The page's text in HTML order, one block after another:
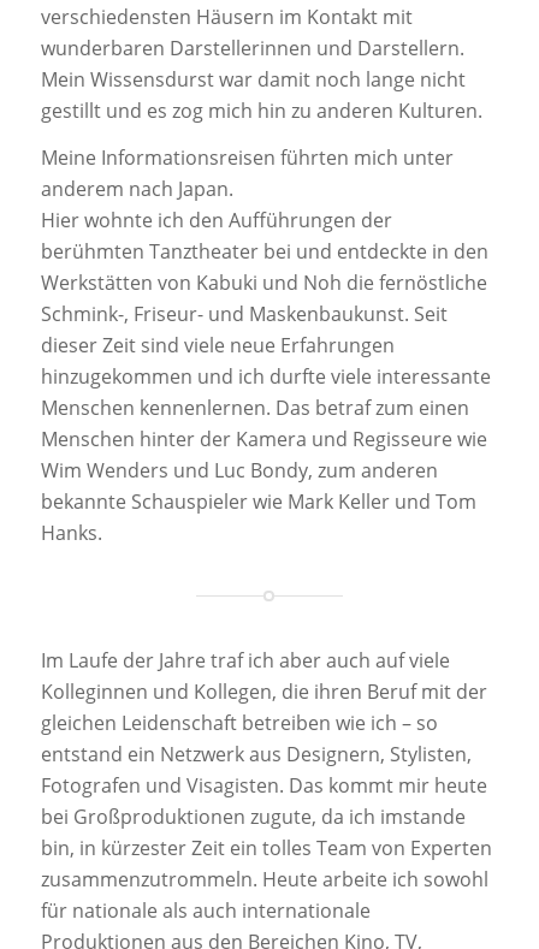
verschiedensten Häusern im Kontakt mit
wunderbaren Darstellerinnen und Darstellern.
Mein Wissensdurst war damit noch lange nicht
gestillt und es zog mich hin zu anderen Kulturen.
Meine Informationsreisen führten mich unter
anderem nach Japan.
Hier wohnte ich den Aufführungen der
berühmten Tanztheater bei und entdeckte in den
Werkstätten von Kabuki und Noh die fernöstliche
Schmink-, Friseur- und Maskenbaukunst. Seit
dieser Zeit sind viele neue Erfahrungen
hinzugekommen und ich durfte viele interessante
Menschen kennenlernen. Das betraf zum einen
Menschen hinter der Kamera und Regisseure wie
Wim Wenders und Luc Bondy, zum anderen
bekannte Schauspieler wie Mark Keller und Tom
Hanks.
Im Laufe der Jahre traf ich aber auch auf viele
Kolleginnen und Kollegen, die ihren Beruf mit der
gleichen Leidenschaft betreiben wie ich – so
entstand ein Netzwerk aus Designern, Stylisten,
Fotografen und Visagisten. Das kommt mir heute
bei Großproduktionen zugute, da ich imstande
bin, in kürzester Zeit ein tolles Team von Experten
zusammenzutrommeln. Heute arbeite ich sowohl
für nationale als auch internationale
Produktionen aus den Bereichen Kino, TV,